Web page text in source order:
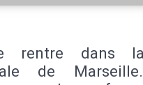
rentre dans
de